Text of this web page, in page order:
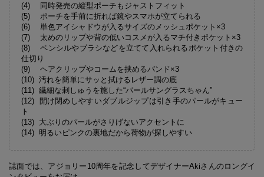
(4) 同時発売の縦型ポーチもジャストフィット
(5) ポーチを手前に折れば鏡やスマホが立てられる
(6) 単色アイシャドウが入るサイズのメッシュポケット×3
(7) 太めのリップや背の低いコスメが入るマチ付きポケット×3
(8) ペンシルやブラシなどを立てて入れられるポケット付きの
仕切り
(9) ヘアクリップやコームを挟めるバンド×3
(10) 汚れを簡単にサッと拭けるレザー調の底
(11) 繊細な刺しゅうを施した“パールサングラスちゃん”
(12) 開け閉めしやすいダブルジップは引き手のパールがキュー
ト
(13) 大ぶりのパールがさりげないアクセントに
(14) 明るいピンクの裏地だから荷物が探しやすい
誌面では、アジョリー10周年を記念してデザイナーAkiさんのロングイ